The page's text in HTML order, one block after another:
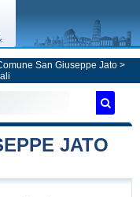
San Giuseppe Jato>
JATO